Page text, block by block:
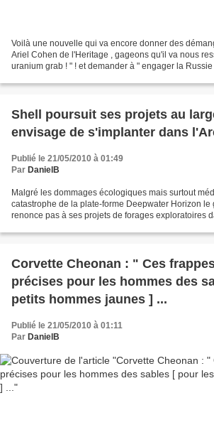
Voilà une nouvelle qui va encore donner des
Ariel Cohen de l'Heritage , gageons qu'il va nous
uranium grab ! " ! et demander à " engager la Russie
Shell poursuit ses projets au
envisage de s'implanter dans
Publié le 21/05/2010 à 01:49
Par DanielB
Malgré les dommages écologiques mais surtout
catastrophe de la plate-forme Deepwater Horizon le
renonce pas à ses projets de forages exploratoires
Corvette Cheonan : " Ces
précises pour les hommes des
petits hommes jaunes ] ...
Publié le 21/05/2010 à 01:11
Par DanielB